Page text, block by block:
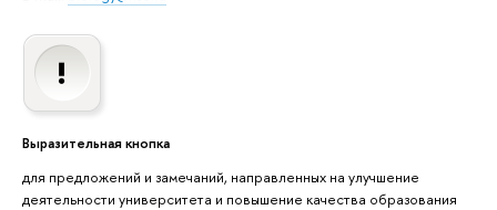
Выразительная кнопка
для предложений и замечаний, направленных на улучшение
деятельности университета и повышение качества образования